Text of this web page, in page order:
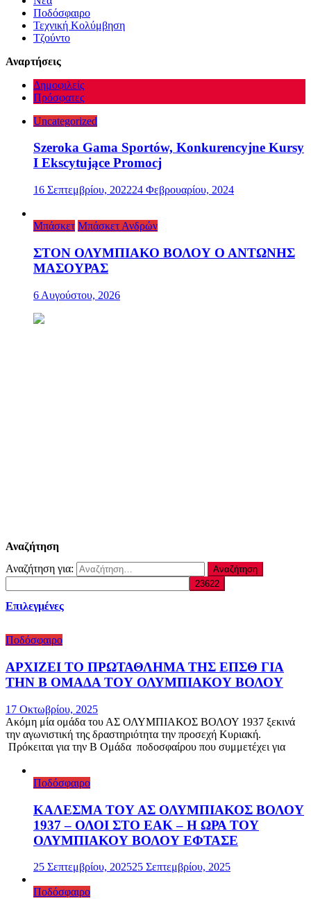
Ποδόσφαιρο
Τεχνική Κολύμβηση
Τζούντο
Αναρτήσεις
Δημοφιλείς
Πρόσφατες
Uncategorized
Szeroka Gama Sportów, Konkurencyjne Kursy
I Ekscytujące Promocj
16 Σεπτεμβρίου, 202224 Φεβρουαρίου, 2024
Μπάσκετ Μπάσκετ Ανδρών
ΣΤΟΝ ΟΛΥΜΠΙΑΚΟ ΒΟΛΟΥ Ο ΑΝΤΩΝΗΣ
ΜΑΣΟΥΡΑΣ
6 Αυγούστου, 2026
Αναζήτηση
Αναζήτηση για:
Επιλεγμένες
Ποδόσφαιρο
ΑΡΧΙΖΕΙ ΤΟ ΠΡΩΤΑΘΛΗΜΑ ΤΗΣ ΕΠΣΘ ΓΙΑ
ΤΗΝ Β ΟΜΑΔΑ ΤΟΥ ΟΛΥΜΠΙΑΚΟΥ ΒΟΛΟΥ
17 Οκτωβρίου, 2025
Ακόμη μία ομάδα του ΑΣ ΟΛΥΜΠΙΑΚΟΣ ΒΟΛΟΥ 1937 ξεκινά
την αγωνιστική της δραστηριότητα την προσεχή Κυριακή.
Πρόκειται για την Β Ομάδα ποδοσφαίρου που συμμετέχει για
Ποδόσφαιρο
ΚΑΛΕΣΜΑ ΤΟΥ ΑΣ ΟΛΥΜΠΙΑΚΟΣ ΒΟΛΟΥ
1937 – ΟΛΟΙ ΣΤΟ ΕΑΚ – Η ΩΡΑ ΤΟΥ
ΟΛΥΜΠΙΑΚΟΥ ΒΟΛΟΥ ΕΦΤΑΣΕ
25 Σεπτεμβρίου, 202525 Σεπτεμβρίου, 2025
Ποδόσφαιρο